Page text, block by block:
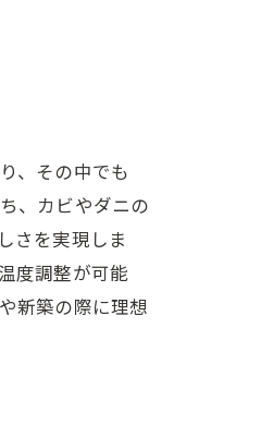
、その中でも
、カビやダニの
さを実現しま
度調整が可能
新築の際に理想